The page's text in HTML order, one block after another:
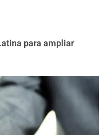
para ampliar